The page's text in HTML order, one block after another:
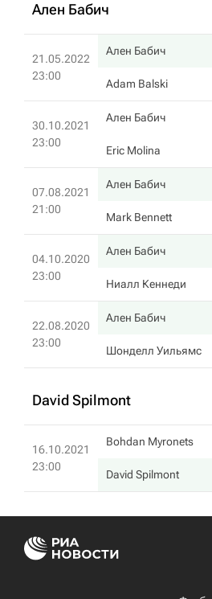
Ален Бабич
21.05.2022
23:00
Ален Бабич
Adam Balski
30.10.2021
23:00
Ален Бабич
Eric Molina
07.08.2021
21:00
Ален Бабич
Mark Bennett
04.10.2020
23:00
Ален Бабич
Ниалл Кеннеди
22.08.2020
23:00
Ален Бабич
Шонделл Уильямс
David Spilmont
16.10.2021
23:00
Bohdan Myronets
David Spilmont